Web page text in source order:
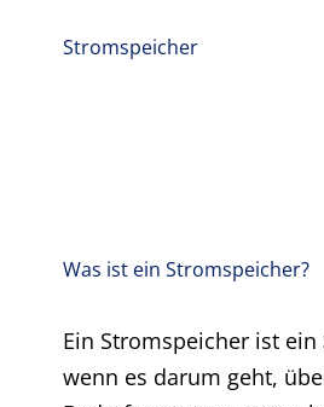
Stromspeicher
Was ist ein Stromspeicher?
Ein Stromspeicher ist ein
wenn es darum geht,